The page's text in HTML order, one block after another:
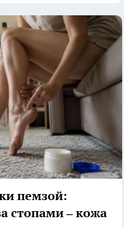
пемзой:
стопами – кожа